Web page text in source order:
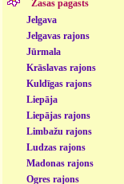
Zasas pagasts
Jelgava
Jelgavas rajons
Jūrmala
Krāslavas rajons
Kuldīgas rajons
Liepāja
Liepājas rajons
Limbažu rajons
Ludzas rajons
Madonas rajons
Ogres rajons